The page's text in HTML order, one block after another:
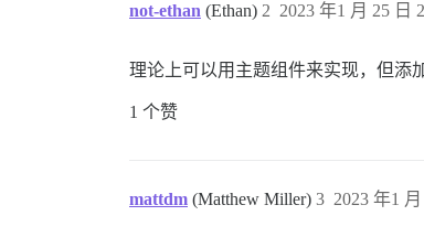
not-ethan (Ethan) 2023 年1 月 25 日
2
理论上可以用主题组件来实现，但添
1 个赞
mattdm (Matthew Miller) 2023 年1
3